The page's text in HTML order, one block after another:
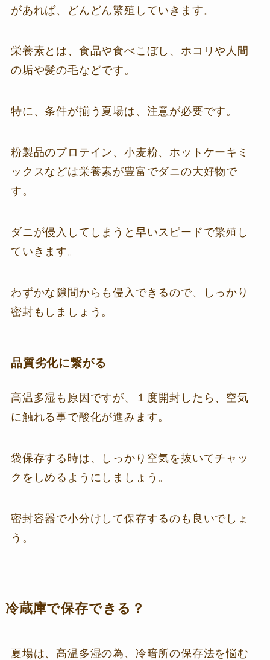
があれば、どんどん繁殖していきます。
栄養素とは、食品や食べこぼし、ホコリや人間
の垢や髪の毛などです。
特に、条件が揃う夏場は、注意が必要です。
粉製品のプロテイン、小麦粉、ホットケーキミ
ックスなどは栄養素が豊富でダニの大好物で
す。
ダニが侵入してしまうと早いスピードで繁殖し
ていきます。
わずかな隙間からも侵入できるので、しっかり
密封もしましょう。
品質劣化に繋がる
高温多湿も原因ですが、１度開封したら、空気
に触れる事で酸化が進みます。
袋保存する時は、しっかり空気を抜いてチャッ
クをしめるようにしましょう。
密封容器で小分けして保存するのも良いでしょ
う。
冷蔵庫で保存できる？
夏場は、高温多湿の為、冷暗所の保存法を悩む